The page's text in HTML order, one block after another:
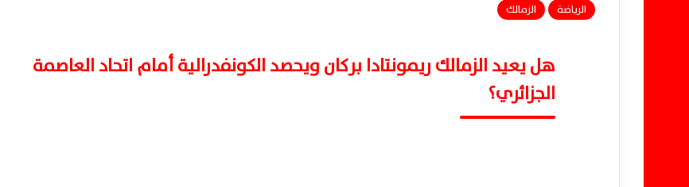
الرياضة
الزمالك
هل يعيد الزمالك ريمونتادا بركان ويحصد الكونفدرالية أمام اتحاد العاصمة
الجزائري؟